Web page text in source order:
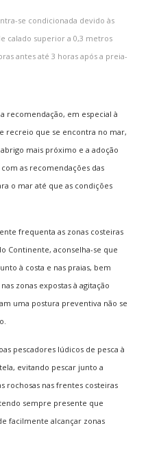
se condicionada devido às
calado superior a 0,3 metros
antes até 3 horas após a preia-
recomendação, em especial à
recreio que se encontra no mar,
mais próximo e a adoção
as recomendações das
o mar até que as condições
frequenta as zonas costeiras
Continente, aconselha-se que
à costa e nas praias, bem
zonas expostas à agitação
uma postura preventiva não se
pescadores lúdicos de pesca à
evitando pescar junto a
rochosas nas frentes costeiras
sempre presente que
facilmente alcançar zonas